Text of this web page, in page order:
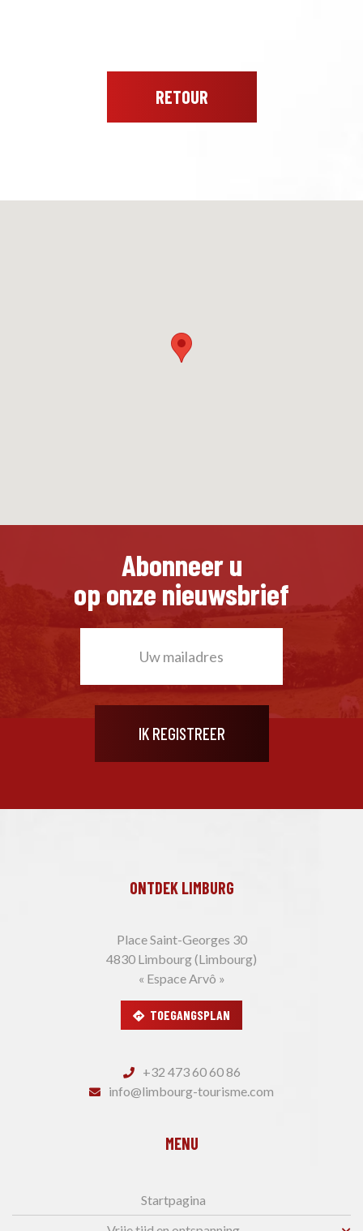
RETOUR
Abonneer u
op onze nieuwsbrief
ONTDEK LIMBURG
Place Saint-Georges 30
4830 Limbourg (Limbourg)
« Espace Arvô »
TOEGANGSPLAN
+32 473 60 60 86
info@limbourg-tourisme.com
MENU
Startpagina